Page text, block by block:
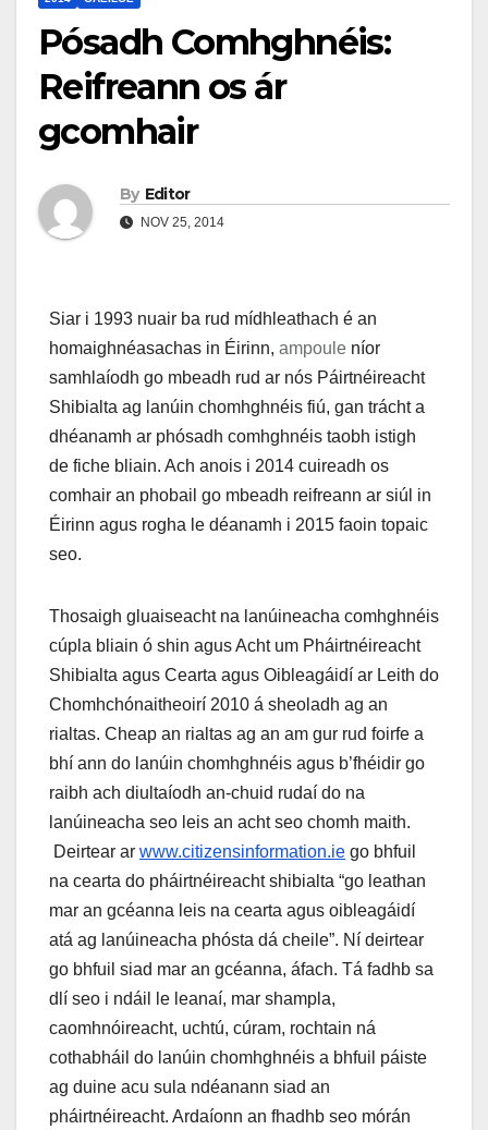
Pósadh Comhghnéis:
Reifreann os ár
gcomhair
By Editor
NOV 25, 2014
Siar i 1993 nuair ba rud mídhleathach é an
homaighnéasachas in Éirinn, ampoule níor
samhlaíodh go mbeadh rud ar nós Páirtnéireacht
Shibialta ag lanúin chomhghnéis fiú, gan trácht a
dhéanamh ar phósadh comhghnéis taobh istigh
de fiche bliain. Ach anois i 2014 cuireadh os
comhair an phobail go mbeadh reifreann ar siúl in
Éirinn agus rogha le déanamh i 2015 faoin topaic
seo.
Thosaigh gluaiseacht na lanúineacha comhghnéis
cúpla bliain ó shin agus Acht um Pháirtnéireacht
Shibialta agus Cearta agus Oibleagáidí ar Leith do
Chomhchónaitheoirí 2010 á sheoladh ag an
rialtas. Cheap an rialtas ag an am gur rud foirfe a
bhí ann do lanúin chomhghnéis agus b’fhéidir go
raibh ach diultaíodh an-chuid rudaí do na
lanúineacha seo leis an acht seo chomh maith.
Deirtear ar www.citizensinformation.ie go bhfuil
na cearta do pháirtnéireacht shibialta “go leathan
mar an gcéanna leis na cearta agus oibleagáidí
atá ag lanúineacha phósta dá cheile”. Ní deirtear
go bhfuil siad mar an gcéanna, áfach. Tá fadhb sa
dlí seo i ndáil le leanaí, mar shampla,
caomhnóireacht, uchtú, cúram, rochtain ná
cothabháil do lanúin chomhghnéis a bhfuil páiste
ag duine acu sula ndéanann siad an
pháirtnéireacht. Ardaíonn an fhadhb seo mórán